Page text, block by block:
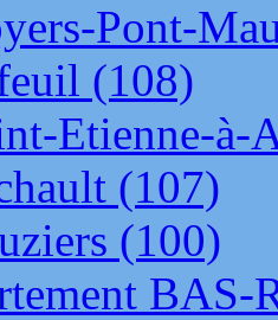
Pont-
(108)
Etienne-à-
(107)
(100)
BAS-